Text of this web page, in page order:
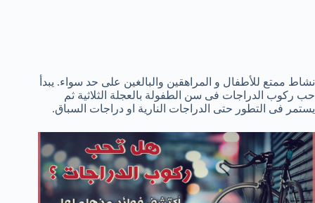
نشاط ممتع للأطفال و المراهقين والبالغين على حد سواء. يبدأ
حب ركوب الدراجات فى سن الطفولة بالعجلة الثلاثية ثم
يستمر فى التطور حتى الدراجات النارية او دراجات السباق.